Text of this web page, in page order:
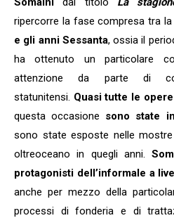
ripercorre la fase compresa tra
e gli anni Sessanta, ossia il
ha ottenuto un particolare
attenzione da parte di
statunitensi. Quasi tutte le
questa occasione sono state
sono state esposte nelle
oltreoceano in quegli anni.
protagonisti dell’informale a
anche per mezzo della
processi di fonderia e di